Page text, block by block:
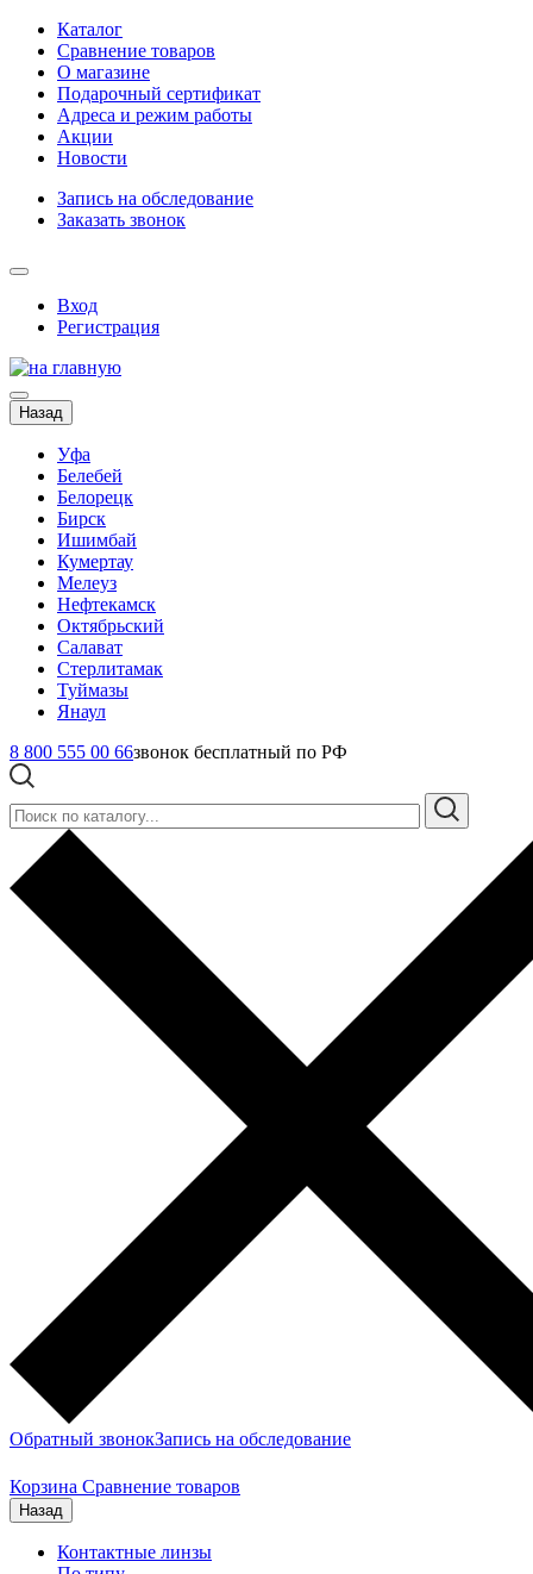
Каталог
Сравнение товаров
О магазине
Подарочный сертификат
Адреса и режим работы
Акции
Новости
Запись на обследование
Заказать звонок
Вход
Регистрация
Назад
Уфа
Белебей
Белорецк
Бирск
Ишимбай
Кумертау
Мелеуз
Нефтекамск
Октябрьский
Салават
Стерлитамак
Туймазы
Янаул
8 800 555 00 66звонок бесплатный по РФ
Обратный звонокЗапись на обследование
Корзина Сравнение товаров
Назад
Контактные линзы